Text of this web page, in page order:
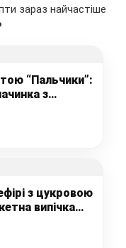
зараз найчастіше
“Пальчики”:
з
пісний
з цукровою
випічка
щодня